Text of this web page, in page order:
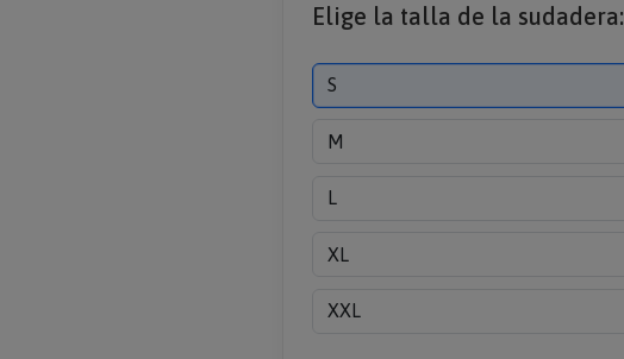
Elige la talla de la sudadera:
S
M
L
XL
XXL